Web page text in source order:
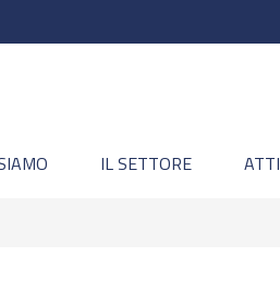
IL SETTORE